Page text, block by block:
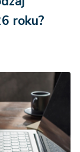
roku?